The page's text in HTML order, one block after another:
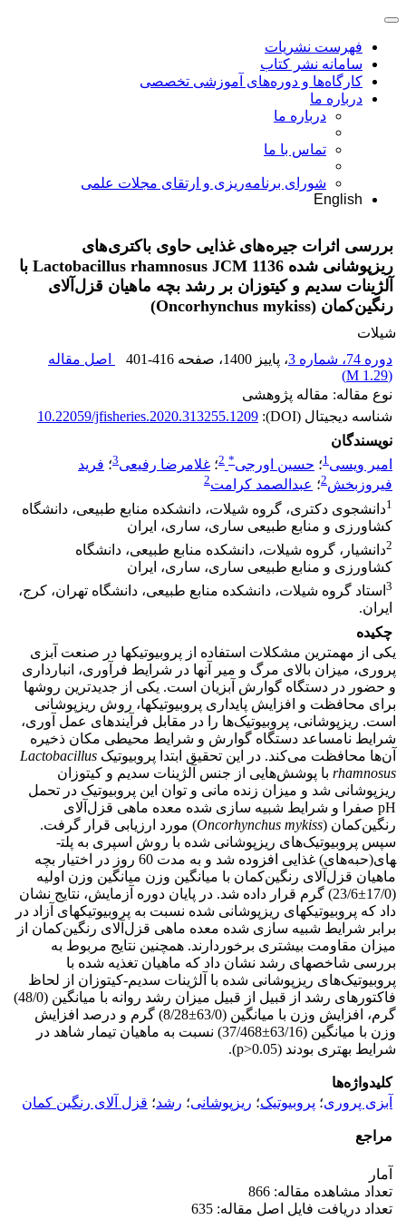
فهرست نشریات
سامانه نشر کتاب
کارگاه‌ها و دوره‌های آموزشی تخصصی
درباره ما
درباره ما
تماس با ما
شورای برنامه‌ریزی و ارتقای مجلات علمی
English
بررسی اثرات جیره‌های غذایی حاوی باکتری‌های
ریزپوشانی شده Lactobacillus rhamnosus JCM 1136 با
آلژینات سدیم و کیتوزان بر رشد بچه ماهیان قزل‌آلای
رنگین‌کمان (Oncorhynchus mykiss)
شیلات
دوره 74، شماره 3
، پاییز 1400 ، صفحه 401-416
اصل مقاله
(
1.29 M
)
نوع مقاله: مقاله پژوهشی
شناسه دیجیتال (DOI):
10.22059/jfisheries.2020.313255.1209
نویسندگان
امیر ویسی1؛ حسین اورجی*
2؛ غلامرضا رفیعی3؛ فرید
فیروزبخش2؛ عبدالصمد کرامت2
1دانشجوی دکتری، گروه شیلات، دانشکده منابع طبیعی، دانشگاه
کشاورزی و منابع طبیعی ساری، ساری، ایران
2دانشیار، گروه شیلات، دانشکده منابع طبیعی، دانشگاه
کشاورزی و منابع طبیعی ساری، ساری، ایران
3 استاد گروه شیلات، دانشکده منابع طبیعی، دانشگاه تهران، کرج،
ایران.
چکیده
یکی از مهمترین مشکلات استفاده از پروبیوتیک­ها در صنعت آبزی
پروری، میزان بالای مرگ و میر آن­ها در شرایط فرآوری، انبارداری
و حضور در دستگاه گوارش آبزیان است. یکی از جدیدترین روش­ها
برای محافظت و افزایش پایداری پروبیوتیک­ها، روش ریزپوشانی
است. ریزپوشانی، پروبیوتیک‌ها را در مقابل فرآیندهای عمل آوری،
شرایط نامساعد دستگاه گوارش و شرایط محیطی مکان ذخیره
آن‌ها محافظت می‌کند. در این تحقیق ابتدا پروبیوتیک Lactobacillus
rhamnosus با پوشش‌هایی از جنس آلژینات سدیم و کیتوزان
ریزپوشانی شد و میزان زنده مانی و توان این پروبیوتیک در تحمل
pH صفرا و شرایط شبیه سازی شده معده ماهی قزل‌آلای
رنگین‌کمان (Oncorhynchus mykiss) مورد ارزیابی قرار گرفت.
سپس پروبیوتیک‌های ریزپوشانی شده با روش اسپری به پلت­
های(حبه‌های) غذایی افزوده شد و به مدت 60 روز در اختیار بچه
ماهیان قزل‌آلای رنگین‌کمان با میانگین وزن میانگین وزن اولیه
(17/0±23/6) گرم قرار داده شد. در پایان دوره آزمایش، نتایج نشان
داد که پروبیوتیک­های ریزپوشانی شده نسبت به پروبیوتیک­های آزاد در
برابر شرایط شبیه سازی شده معده ماهی قزل‌آلای رنگین‌کمان از
میزان مقاومت بیشتری برخوردارند. همچنین نتایج مربوط به
بررسی شاخص­های رشد نشان داد که ماهیان تغذیه شده با
پروبیوتیک‌های ریزپوشانی شده با آلژینات سدیم-کیتوزان از لحاظ
فاکتورهای رشد از قبیل از قبیل میزان رشد روانه با میانگین (48/0)
گرم، افزایش وزن با میانگین (63/0±8/28) گرم و درصد افزایش
وزن با میانگین (63/16±37/468) نسبت به ماهیان تیمار شاهد در
شرایط بهتری بودند (p>0.05).
کلیدواژه‌ها
آبزی پروری؛ پروبیوتیک؛ ریزپوشانی؛ رشد؛ قزل آلای رنگین کمان
مراجع
آمار
تعداد مشاهده مقاله: 866
تعداد دریافت فایل اصل مقاله: 635